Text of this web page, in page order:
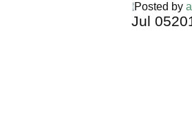
Posted by
Jul 05